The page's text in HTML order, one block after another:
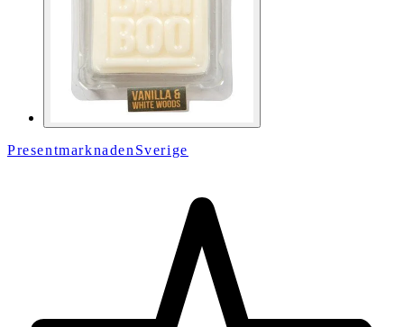
PresentmarknadenSverige